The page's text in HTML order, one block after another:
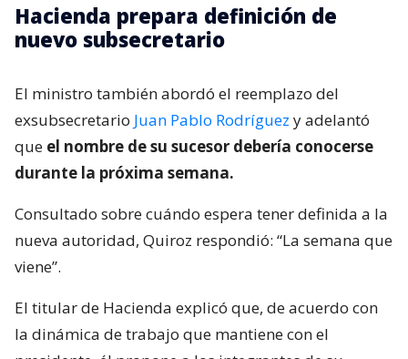
Hacienda prepara definición de
nuevo subsecretario
El ministro también abordó el reemplazo del
exsubsecretario Juan Pablo Rodríguez y adelantó
que el nombre de su sucesor debería conocerse
durante la próxima semana.
Consultado sobre cuándo espera tener definida a la
nueva autoridad, Quiroz respondió: “La semana que
viene”.
El titular de Hacienda explicó que, de acuerdo con
la dinámica de trabajo que mantiene con el